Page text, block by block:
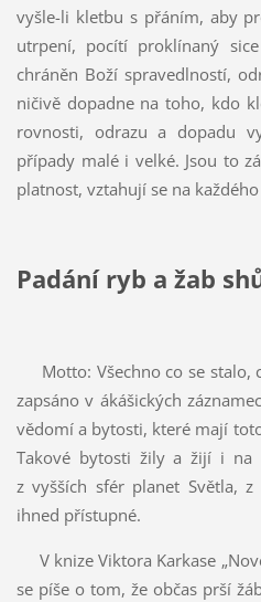
vyšle-li kletbu s přáním, aby
utrpení, pocítí proklínaný
chráněn Boží spravedlností,
ničivě dopadne na toho, kdo
rovnosti, odrazu a dopadu
případy malé i velké. Jsou to
platnost, vztahují se na
Padání ryb a žab
Motto: Všechno co se stalo,
zapsáno v ákášických
vědomí a bytosti, které mají
Takové bytosti žily a žijí i na
z vyšších sfér planet Světla,
ihned přístupné.
V knize Viktora Karkase
se píše o tom, že občas prší